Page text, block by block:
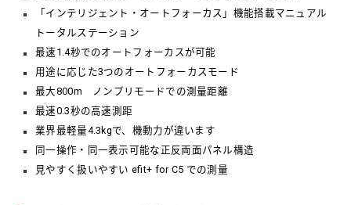
「インテリジェント・オートフォーカス」機能搭載マニュアル
トータルステーション
最速1.4秒でのオートフォーカスが可能
用途に応じた3つのオートフォーカスモード
最大800m ノンプリモードでの測量距離
最速0.3秒の高速測距
業界最軽量4.3kgで、機動力が違います
同一操作・同一表示可能な正反両面パネル構造
見やすく扱いやすい efit+ for C5 での測量